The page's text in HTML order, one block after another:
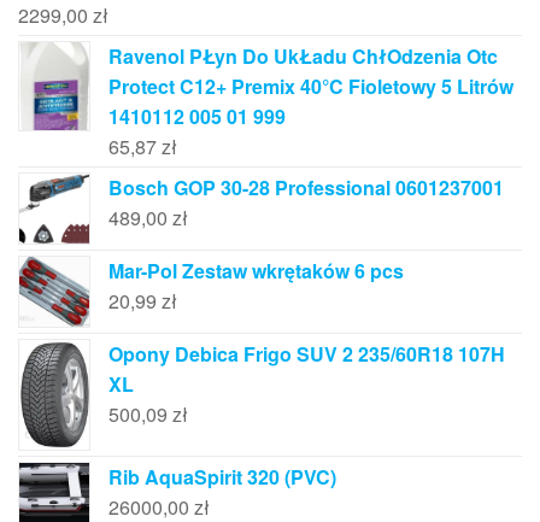
2299,00 zł
Ravenol PŁyn Do UkŁadu ChłOdzenia Otc
Protect C12+ Premix 40°C Fioletowy 5 Litrów
1410112 005 01 999
65,87zł
Bosch GOP 30-28 Professional 0601237001
489,00 zł
Mar-Pol Zestaw wkrętaków 6 pcs
20,99 zł
Opony Debica Frigo SUV 2 235/60R18 107H
XL
500,09 zł
Rib AquaSpirit 320 (PVC)
26000,00 zł